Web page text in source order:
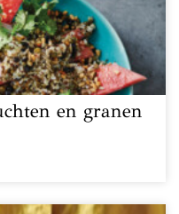
en granen